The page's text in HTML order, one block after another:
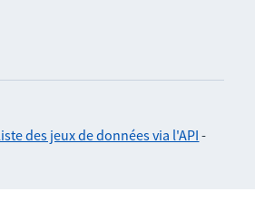
des jeux de données via l'API -